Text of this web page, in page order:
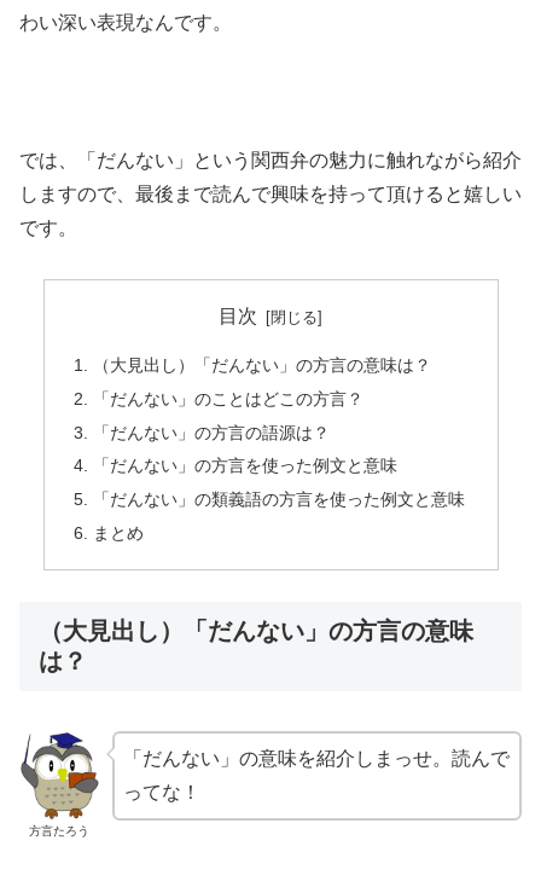
わい深い表現なんです。
では、「だんない」という関西弁の魅力に触れながら紹介
しますので、最後まで読んで興味を持って頂けると嬉しい
です。
目次
（大見出し）「だんない」の方言の意味は？
「だんない」のことはどこの方言？
「だんない」の方言の語源は？
「だんない」の方言を使った例文と意味
「だんない」の類義語の方言を使った例文と意味
まとめ
（大見出し）「だんない」の方言の意味
は？
方言たろう
「だんない」 の意味を紹介しまっせ。読んで
ってな！